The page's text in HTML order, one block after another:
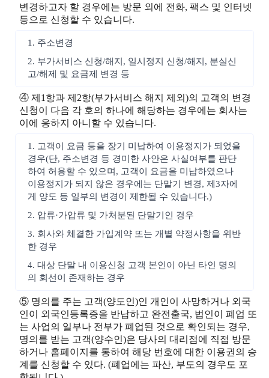
변경하고자 할 경우에는 방문 외에 전화, 팩스 및 인터넷
등으로 신청할 수 있습니다.
1. 주소변경
2. 부가서비스 신청/해지, 일시정지 신청/해지, 분실신
고/해제 및 요금제 변경 등
④ 제1항과 제2항(부가서비스 해지 제외)의 고객의 변경
신청이 다음 각 호의 하나에 해당하는 경우에는 회사는
이에 응하지 아니할 수 있습니다.
1. 고객이 요금 등을 장기 미납하여 이용정지가 되었을
경우(단, 주소변경 등 경미한 사안은 사실여부를 판단
하여 허용할 수 있으며, 고객이 요금을 미납하였으나
이용정지가 되지 않은 경우에는 단말기 변경, 제3자에
게 양도 등 일부의 변경이 제한될 수 있습니다.)
2. 압류·가압류 및 가처분된 단말기인 경우
3. 회사와 체결한 가입계약 또는 개별 약정사항을 위반
한 경우
4. 대상 단말 내 이용신청 고객 본인이 아닌 타인 명의
의 회선이 존재하는 경우
⑤ 명의를 주는 고객(양도인)인 개인이 사망하거나 외국
인이 외국인등록증을 반납하고 완전출국, 법인이 폐업 또
는 사업의 일부나 전부가 폐업된 것으로 확인되는 경우,
명의를 받는 고객(양수인)은 당사의 대리점에 직접 방문
하거나 홈페이지를 통하여 해당 번호에 대한 이용권의 승
계를 신청할 수 있다. (폐업에는 파산, 부도의 경우도 포